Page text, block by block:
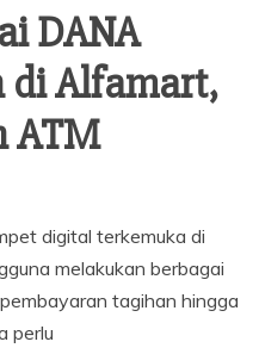
DANA
di Alfamart,
ATM
digital terkemuka di
melakukan berbagai
tagihan hingga
perlu